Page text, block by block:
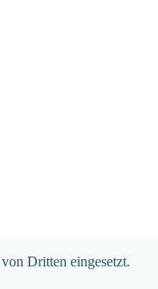
Dritten eingesetzt.